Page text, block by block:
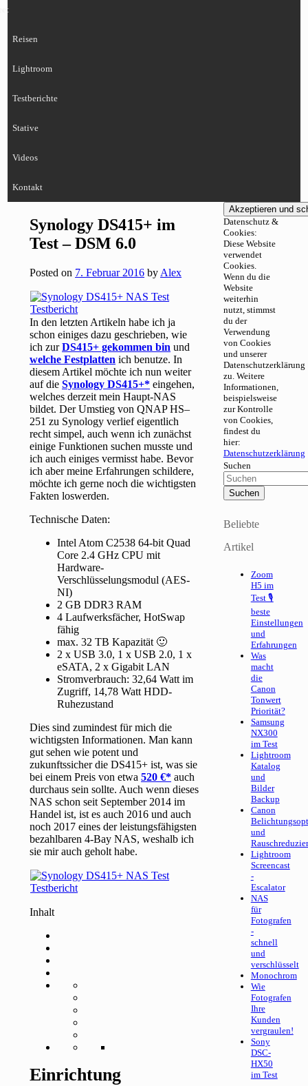
Reisen
Lightroom
Testberichte
Stative
Videos
Kontakt
Synology DS415+ im
Test – DSM 6.0
Posted on 7. Februar 2016 by Alex
In den letzten Artikeln habe ich ja
schon einiges dazu geschrieben, wie
ich zurDS415+ gekommen bin und
welche Festplatten ich benutze. In
diesem Artikel möchte ich nun weiter
auf dieSynology DS415+
eingehen,
welches derzeit mein Haupt-NAS
bildet. Der Umstieg von QNAP HS–
251 zu Synology verlief eigentlich
recht simpel, auch wenn ich zunächst
einige Funktionen suchen musste und
ich auch einiges vermisst habe. Bevor
ich aber meine Erfahrungen schildere,
möchte ich gerne noch die wichtigsten
Fakten loswerden.
Technische Daten:
Intel Atom C2538 64-bit Quad
Core 2.4 GHz CPU mit
Hardware-
Verschlüsselungsmodul (AES-
NI)
2 GB DDR3 RAM
4 Laufwerksfächer, HotSwap
fähig
max. 32 TB Kapazität 🙂
2 x USB 3.0, 1 x USB 2.0, 1 x
eSATA, 2 x Gigabit LAN
Stromverbrauch: 32,64 Watt im
Zugriff, 14,78 Watt HDD-
Ruhezustand
Dies sind zumindest für mich die
wichtigsten Informationen. Man kann
gut sehen wie potent und
zukunftssicher die DS415+ ist, was sie
bei einem Preis von etwa520 €
auch
durchaus sein sollte. Auch wenn dieses
NAS schon seit September 2014 im
Handel ist, ist es auch 2016 und auch
noch 2017 eines der leistungsfähigsten
bezahlbaren 4-Bay NAS, weshalb ich
sie mir auch geholt habe.
Inhalt
Einrichtung
Datenschutz &
Cookies:
Diese Website
verwendet
Cookies.
Wenn du die
Website
weiterhin
nutzt, stimmst
du der
Verwendung
von Cookies
und unserer
Datenschutzerklärung
zu. Weitere
Informationen,
beispielsweise
zur Kontrolle
von Cookies,
findest du
hier:
Datenschutzerklärung
Suchen
Beliebte
Artikel
Zoom
H5 im
Test 🎙
beste
Einstellungen
und
Erfahrungen
Was
macht
die
Canon
Tonwert
Priorität?
Samsung
NX300
im Test
Lightroom
Katalog
und
Bilder
Backup
Canon
und
Lightroom
Screencast
-
Escalator
NAS
für
Fotografen
-
schnell
und
verschlüsselt
Monochrom
Wie
Fotografen
Ihre
Kunden
vergraulen!
Sony
DSC-
HX50
im Test